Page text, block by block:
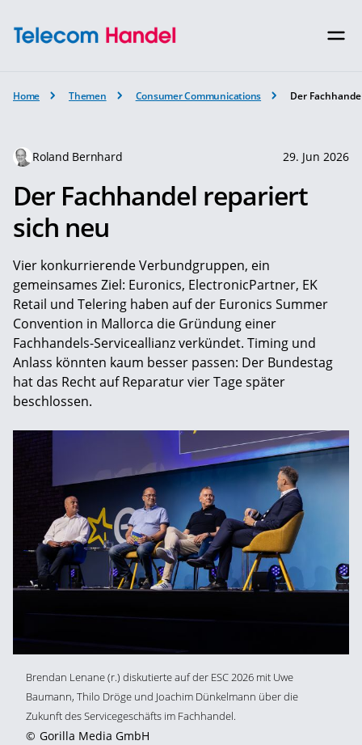
Home Themen Consumer Communications Der
Roland Bernhard 29. Jun 2026
Der Fachhandel repariert
sich neu
Vier konkurrierende Verbundgruppen, ein
gemeinsames Ziel: Euronics, ElectronicPartner, EK
Retail und Telering haben auf der Euronics Summer
Convention in Mallorca die Gründung einer
Fachhandels-Serviceallianz verkündet. Timing und
Anlass könnten kaum besser passen: Der Bundestag
hat das Recht auf Reparatur vier Tage später
beschlossen.
Brendan Lenane (r.) diskutierte auf der ESC 2026 mit Uwe
Baumann, Thilo Dröge und Joachim Dünkelmann über die
Zukunft des Servicegeschäfts im Fachhandel.
© Gorilla Media GmbH